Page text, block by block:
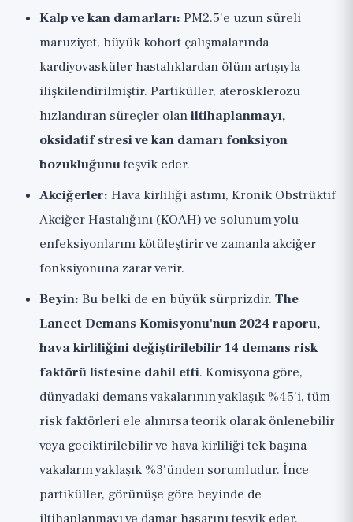
Kalp ve kan damarları: PM2.5'e uzun süreli
maruziyet, büyük kohort çalışmalarında
kardiyovasküler hastalıklardan ölüm artışıyla
ilişkilendirilmiştir. Partiküller, aterosklerozu
hızlandıran süreçler olaniltihaplanmayı,
oksidatif stresi ve kan damarı fonksiyon
bozukluğunuteşvik eder.
Akciğerler: Hava kirliliği astımı, Kronik Obstrüktif
Akciğer Hastalığını (KOAH) ve solunum yolu
enfeksiyonlarını kötüleştirir ve zamanla akciğer
fonksiyonuna zarar verir.
Beyin: Bu belki de en büyük sürprizdir. The
Lancet Demans Komisyonu'nun 2024 raporu,
hava kirliliğini değiştirilebilir 14 demans risk
faktörü listesine dahil etti. Komisyona göre,
dünyadaki demans vakalarının yaklaşık %45'i, tüm
risk faktörleri ele alınırsa teorik olarak önlenebilir
veya geciktirilebilir ve hava kirliliği tek başına
vakaların yaklaşık %3'ünden sorumludur. İnce
partiküller, görünüşe göre beyinde de